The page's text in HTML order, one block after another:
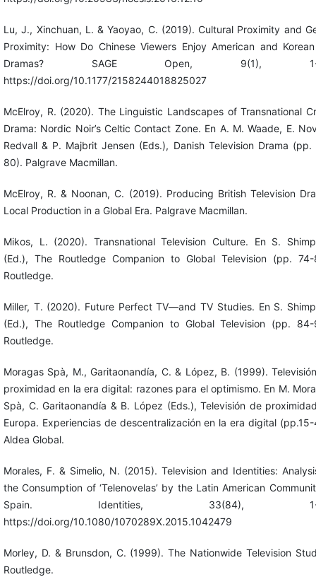
Lu, J., Xinchuan, L. & Yaoyao, C. (2019). Cultural Proximity and
Proximity: How Do Chinese Viewers Enjoy American and
Dramas? SAGE Open, 9(1), 1-
https://doi.org/10.1177/2158244018825027
McElroy, R. (2020). The Linguistic Landscapes of Transnational
Drama: Nordic Noir’s Celtic Contact Zone. En A. M. Waade, E.
Redvall & P. Majbrit Jensen (Eds.), Danish Television Drama
80). Palgrave Macmillan.
McElroy, R. & Noonan, C. (2019). Producing British Television
Local Production in a Global Era. Palgrave Macmillan.
Mikos, L. (2020). Transnational Television Culture. En S.
(Ed.), The Routledge Companion to Global Television (pp. 74-
Routledge.
Miller, T. (2020). Future Perfect TV—and TV Studies. En S.
(Ed.), The Routledge Companion to Global Television (pp. 84-
Routledge.
Moragas Spà, M., Garitaonandía, C. & López, B. (1999).
proximidad en la era digital: razones para el optimismo. En M.
Spà, C. Garitaonandía & B. López (Eds.), Televisión de
Europa. Experiencias de descentralización en la era digital
Aldea Global.
Morales, F. & Simelio, N. (2015). Television and Identities:
the Consumption of ‘Telenovelas’ by the Latin American
Spain. Identities, 33(84), 1-
https://doi.org/10.1080/1070289X.2015.1042479
Morley, D. & Brunsdon, C. (1999). The Nationwide Television
Routledge.